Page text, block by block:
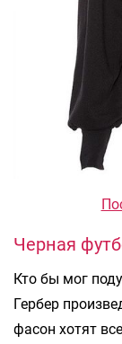
Черная
Кто бы мог
Гербер
фасон хотят